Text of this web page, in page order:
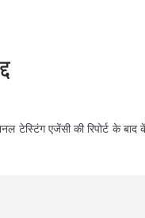
टेस्टिंग एजेंसी की रिपोर्ट के